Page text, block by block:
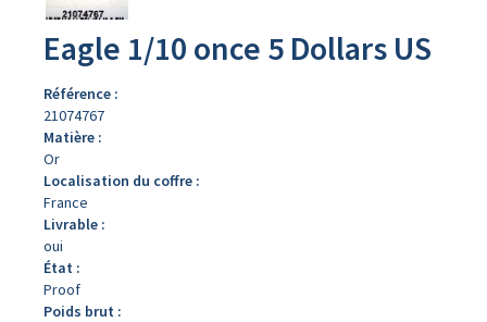
Eagle 1/10 once 5 Dollars US
Référence :
21074767
Matière :
Or
Localisation du coffre :
France
Livrable :
oui
État :
Proof
Poids brut :